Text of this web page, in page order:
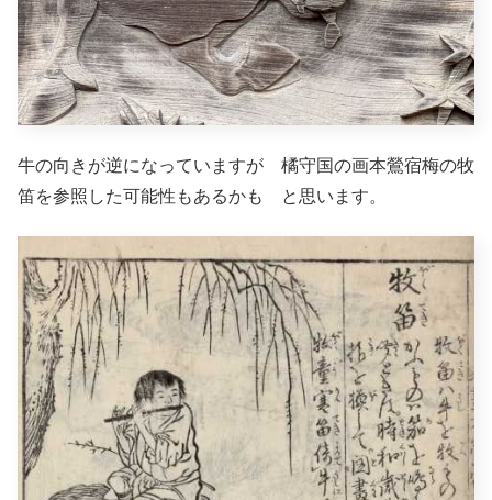
牛の向きが逆になっていますが 橘守国の画本鶯宿梅の牧
笛を参照した可能性もあるかも と思います。